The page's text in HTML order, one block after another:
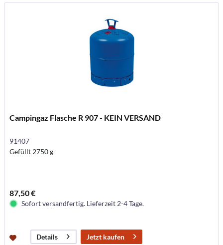
Campingaz Flasche R 907 - KEIN VERSAND
91407
Gefüllt 2750 g
87,50 €
Sofort versandfertig. Lieferzeit 2-4 Tage.
Details Jetzt kaufen